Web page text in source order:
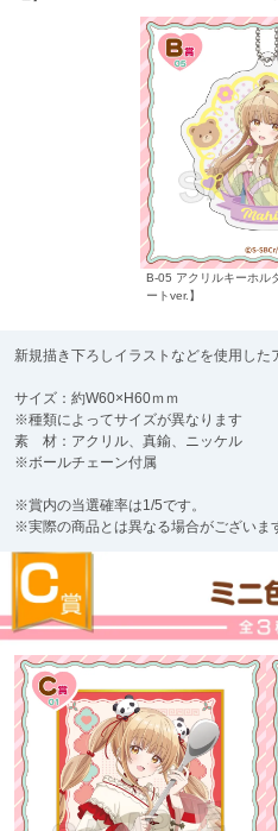
B-05 アクリルキーホル
ートver.】
新規描き下ろしイラストなどを使用した
サイズ：約W60×H60ｍｍ
※種類によってサイズが異なります
素 材：アクリル、真鍮、ニッケル
※ボールチェーン付属
※賞内の当選確率は1/5です。
※実際の商品とは異なる場合がございま